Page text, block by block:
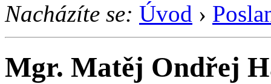
Nacházíte se: Úvod ›
Mgr. Matěj Ondřej